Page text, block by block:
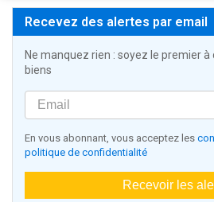
Recevez des alertes par email
Ne manquez rien : soyez le premier
biens
En vous abonnant, vous acceptez les
politique de confidentialité
Recevoir les